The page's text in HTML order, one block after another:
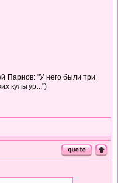
Парнов: "У него были три
культур...")